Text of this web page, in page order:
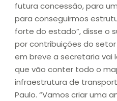
futura concessão, para
para conseguirmos
forte do estado”, disse o
por contribuições do setor
em breve a secretaria vai
que vão conter todo o
infraestrutura de
Paulo. “Vamos criar uma